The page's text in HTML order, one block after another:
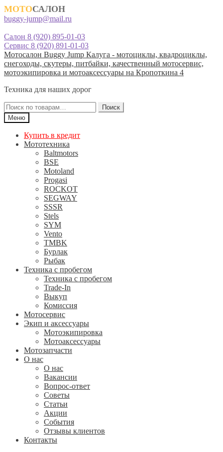
МОТОСАЛОН
buggy-jump@mail.ru
Салон 8 (920) 895-01-03
Сервис 8 (920) 891-01-03
Перейти
к
навигации
Перейти
к
содержимому
Мотосалон Buggy Jump Калуга - мотоциклы, квадроциклы,
снегоходы, скутеры, питбайки, качественный мотосервис,
мотоэкипировка и мотоаксессуары на Кропоткина 4
Техника для наших дорог
Искать:
Поиск
Меню
Купить в кредит
Мототехника
Baltmotors
BSE
Motoland
Progasi
ROCKOT
SEGWAY
SSSR
Stels
SYM
Vento
TMBK
Бурлак
Рыбак
Техника с пробегом
Техника с пробегом
Trade-In
Выкуп
Комиссия
Мотосервис
Экип и аксессуары
Мотоэкипировка
Мотоаксессуары
Мотозапчасти
О нас
О нас
Вакансии
Вопрос-ответ
Советы
Статьи
Акции
События
Отзывы клиентов
Контакты